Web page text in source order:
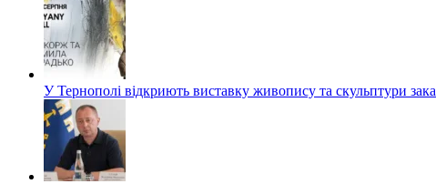
У Тернополі відкриють виставку живопису та скульптури